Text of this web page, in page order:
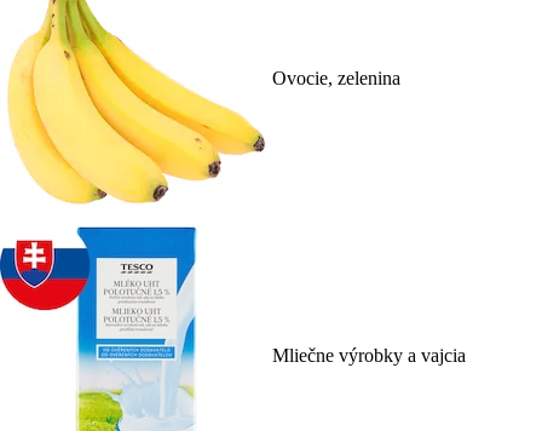
Ovocie, zelenina
Mliečne výrobky a vajcia